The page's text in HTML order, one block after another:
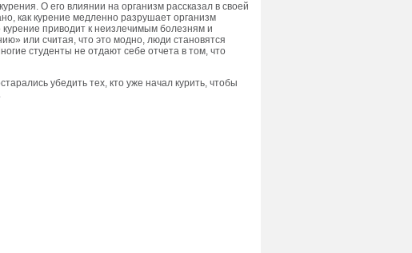
О его влиянии на организм рассказал в своей
как курение медленно разрушает организм
курение приводит к неизлечимым болезням и
или считая, что это модно, люди становятся
студенты не отдают себе отчета в том, что
убедить тех, кто уже начал курить, чтобы